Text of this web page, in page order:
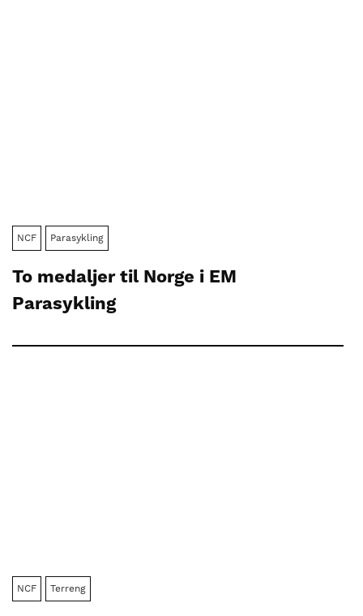
NCF Parasykling
To medaljer til Norge i EM
Parasykling
NCF Terreng